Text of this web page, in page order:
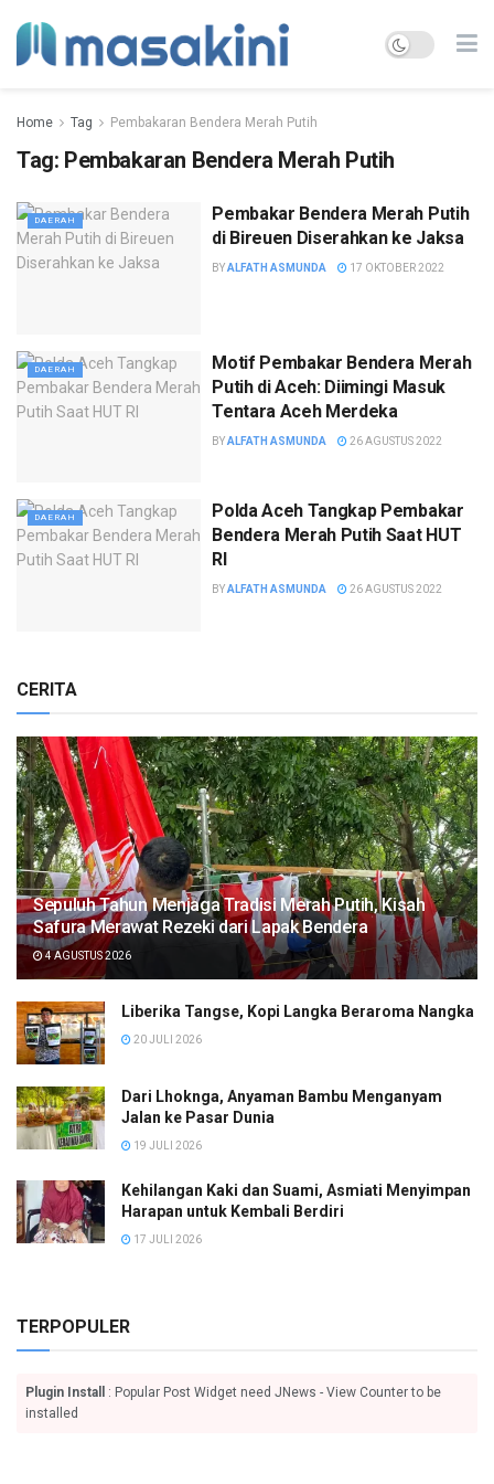
Home Tag Pembakaran Bendera Merah Putih
Tag: Pembakaran Bendera Merah Putih
DAERAH
Pembakar Bendera Merah Putih
di Bireuen Diserahkan ke Jaksa
BYALFATH ASMUNDA 17 OKTOBER 2022
DAERAH
Motif Pembakar Bendera Merah
Putih di Aceh: Diimingi Masuk
Tentara Aceh Merdeka
BYALFATH ASMUNDA 26 AGUSTUS 2022
DAERAH
Polda Aceh Tangkap Pembakar
Bendera Merah Putih Saat HUT
RI
BYALFATH ASMUNDA 26 AGUSTUS 2022
CERITA
Sepuluh Tahun Menjaga Tradisi Merah Putih, Kisah
Safura Merawat Rezeki dari Lapak Bendera
4 AGUSTUS 2026
Liberika Tangse, Kopi Langka Beraroma Nangka
20 JULI 2026
Dari Lhoknga, Anyaman Bambu Menganyam
Jalan ke Pasar Dunia
19 JULI 2026
Kehilangan Kaki dan Suami, Asmiati Menyimpan
Harapan untuk Kembali Berdiri
17 JULI 2026
TERPOPULER
Plugin Install
: Popular Post Widget need JNews - View Counter to be
installed